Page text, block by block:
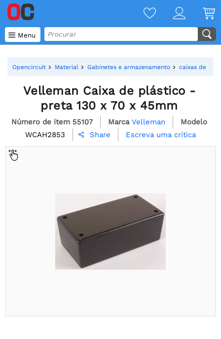
 Menu
Opencircuit Material Gabinetes e armazenamento caixas de
Velleman Caixa de plástico -
preta 130 x 70 x 45mm
Número de item 55107 Marca Velleman
Modelo
WCAH2853
 Share Escreva uma crítica